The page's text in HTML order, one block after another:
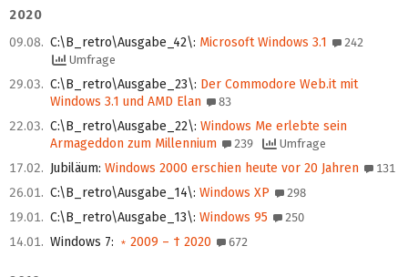
2020
09.08. C:\B_retro\Ausgabe_42\: Microsoft Windows 3.1
242
Umfrage
29.03. C:\B_retro\Ausgabe_23\: Der Commodore Web.it mit
Windows 3.1 und AMD Elan
83
22.03. C:\B_retro\Ausgabe_22\: Windows Me erlebte sein
Armageddon zum Millennium
239 Umfrage
17.02. Jubiläum: Windows 2000 erschien heute vor 20 Jahren 131
26.01. C:\B_retro\Ausgabe_14\: Windows XP 298
19.01. C:\B_retro\Ausgabe_13\: Windows 95 250
14.01. Windows 7: ﹡2009 – † 2020 672